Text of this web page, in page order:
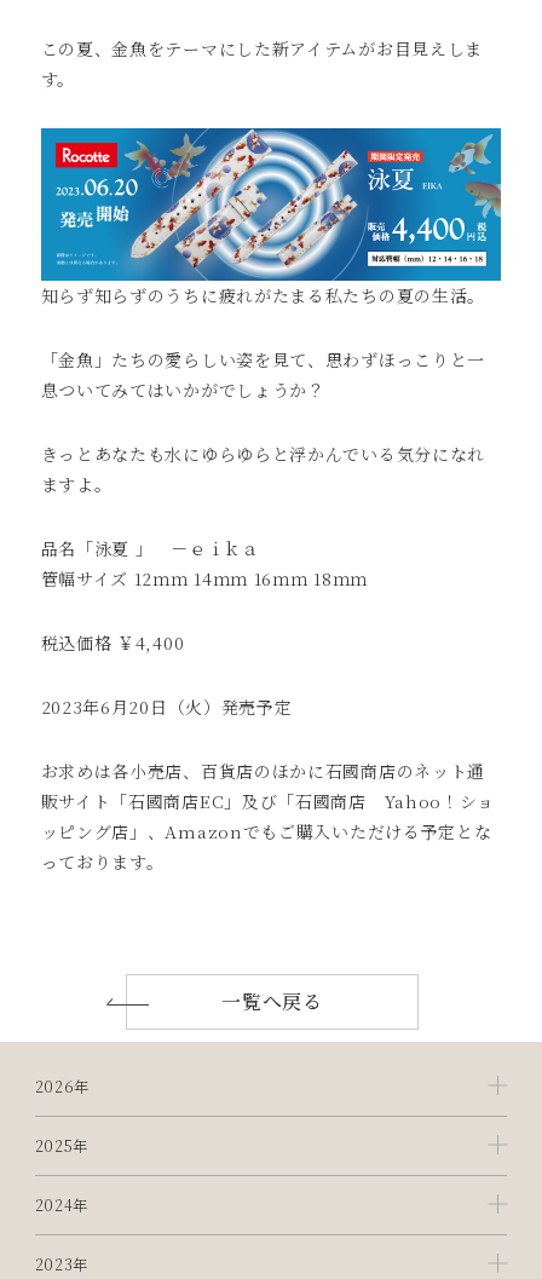
この夏、金魚をテーマにした新アイテムがお目見えしま
す。
知らず知らずのうちに疲れがたまる私たちの夏の生活。
「金魚」たちの愛らしい姿を見て、思わずほっこりと一
息ついてみてはいかがでしょうか？
きっとあなたも水にゆらゆらと浮かんでいる気分になれ
ますよ。
品名「泳夏 」 －ｅｉｋａ
管幅サイズ 12ｍｍ 14ｍｍ 16ｍｍ 18ｍｍ
税込価格 ￥4,400
2023年6月20日（火）発売予定
お求めは各小売店、百貨店のほかに石國商店のネット通
販サイト「石國商店EC」及び「石國商店 Yahoo！ショ
ッピング店」、Amazonでもご購入いただける予定とな
っております。
一覧へ戻る
2026年
2025年
2024年
2023年